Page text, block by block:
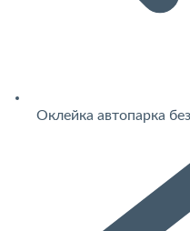
Оклейка автопарка